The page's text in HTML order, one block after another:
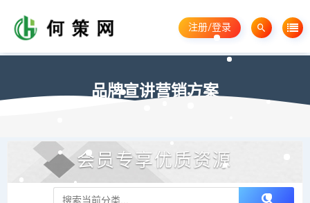
注册/登录
品牌宣讲营销方案
会员专享优质资源